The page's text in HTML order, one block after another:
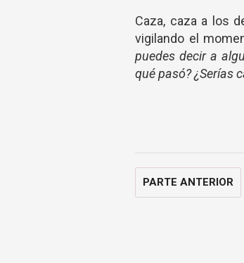
Caza, caza a los
vigilando el
puedes decir a
qué pasó? ¿Serías
PARTE ANTERIOR